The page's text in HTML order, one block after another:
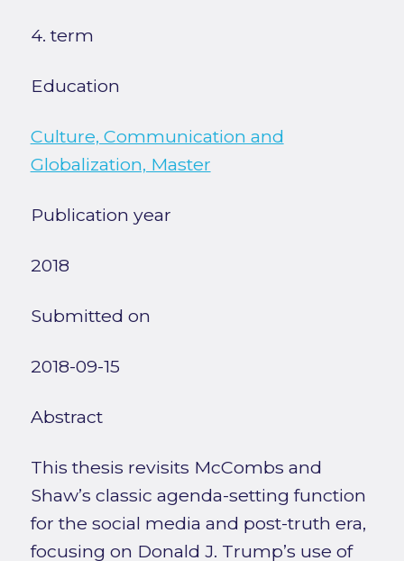
4. term
Education
Culture, Communication and
Globalization, Master
Publication year
2018
Submitted on
2018-09-15
Abstract
This thesis revisits McCombs and
Shaw’s classic agenda-setting function
for the social media and post-truth era,
focusing on Donald J. Trump’s use of